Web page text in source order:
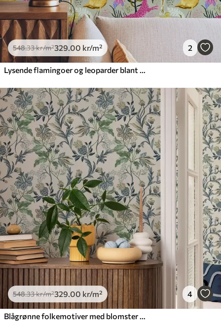
548.33kr/m²329.00 kr/m² 2
Lysende flamingoer og leoparder blant tropiske planter
548.33kr/m²329.00 kr/m² 4
Blågrønne folkemotiver med blomster og blader på kremfarget bakgrunn